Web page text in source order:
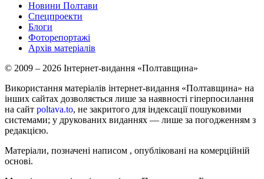
Новини Полтави
Спецпроекти
Блоги
Фоторепортажі
Архів матеріалів
© 2009 – 2026 Інтернет-видання «Полтавщина»
Використання матеріалів інтернет-видання «Полтавщина» на
інших сайтах дозволяється лише за наявності гіперпосилання
на сайт poltava.to, не закритого для індексації пошуковими
системами; у друкованих виданнях — лише за погодженням з
редакцією.
Матеріали, позначені написом , опубліковані на комерційній
основі.